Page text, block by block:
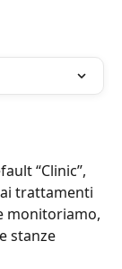
“Clinic”,
trattamenti
monitoriamo,
stanze